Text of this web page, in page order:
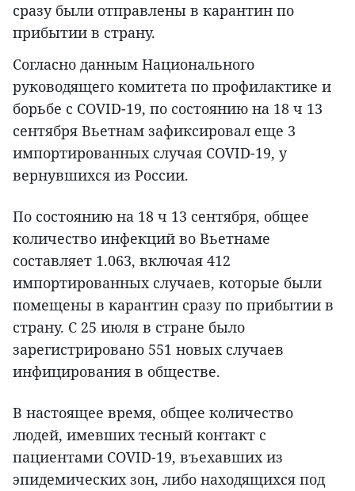
сразу были отправлены в карантин по
прибытии в страну.
Согласно данным Национального
руководящего комитета по профилактике и
борьбе с COVID-19, по состоянию на 18 ч 13
сентября Вьетнам зафиксировал еще 3
импортированных случая COVID-19, у
вернувшихся из России.
По состоянию на 18 ч 13 сентября, общее
количество инфекций во Вьетнаме
составляет 1.063, включая 412
импортированных случаев, которые были
помещены в карантин сразу по прибытии в
страну. С 25 июля в стране было
зарегистрировано 551 новых случаев
инфицирования в обществе.
В настоящее время, общее количество
людей, имевших тесный контакт с
пациентами COVID-19, въехавших из
эпидемических зон, либо находящихся под